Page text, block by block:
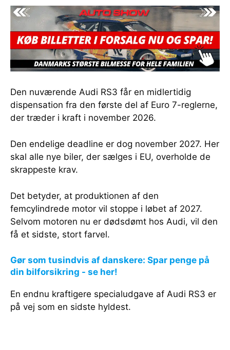
Den nuværende Audi RS3 får en midlertidig
dispensation fra den første del af Euro 7-reglerne,
der træder i kraft i november 2026.
Den endelige deadline er dog november 2027. Her
skal alle nye biler, der sælges i EU, overholde de
skrappeste krav.
Det betyder, at produktionen af den
femcylindrede motor vil stoppe i løbet af 2027.
Selvom motoren nu er dødsdømt hos Audi, vil den
få et sidste, stort farvel.
Gør som tusindvis af danskere: Spar penge på
din bilforsikring - se her!
En endnu kraftigere specialudgave af Audi RS3 er
på vej som en sidste hyldest.